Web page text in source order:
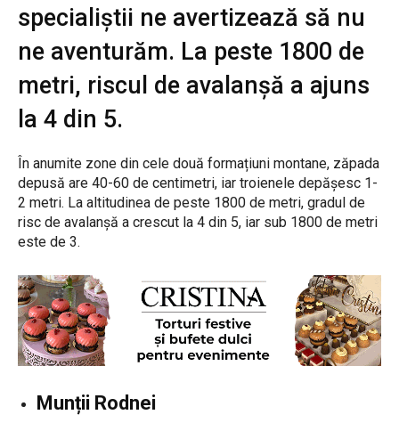
specialiștii ne avertizează să nu
ne aventurăm. La peste 1800 de
metri, riscul de avalanșă a ajuns
la 4 din 5.
În anumite zone din cele două formațiuni montane, zăpada
depusă are 40-60 de centimetri, iar troienele depășesc 1-
2 metri. La altitudinea de peste 1800 de metri, gradul de
risc de avalanșă a crescut la 4 din 5, iar sub 1800 de metri
este de 3.
Munții Rodnei